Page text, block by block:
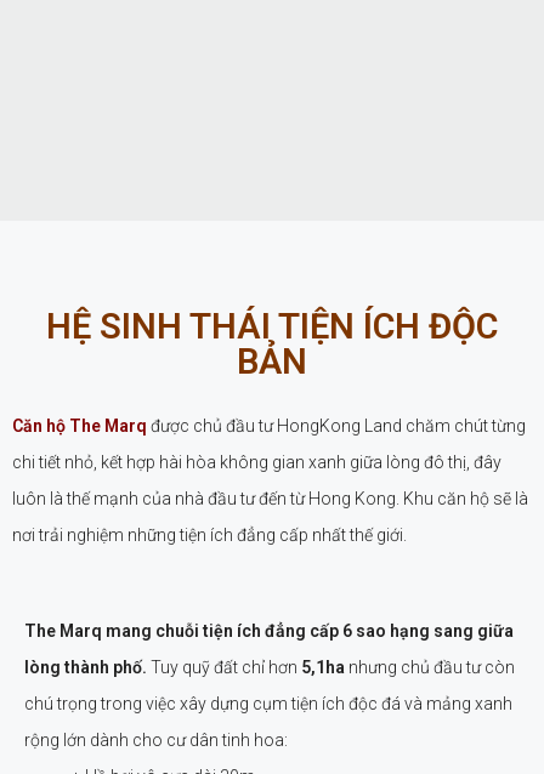
HỆ SINH THÁI TIỆN ÍCH ĐỘC
BẢN
Căn hộ The Marq được chủ đầu tư HongKong Land chăm chút từng
chi tiết nhỏ, kết hợp hài hòa không gian xanh giữa lòng đô thị, đây
luôn là thế mạnh của nhà đầu tư đến từ Hong Kong. Khu căn hộ sẽ là
nơi trải nghiệm những tiện ích đẳng cấp nhất thế giới.
The Marq mang chuỗi tiện ích đẳng cấp 6 sao hạng sang giữa
lòng thành phố. Tuy quỹ đất chỉ hơn 5,1ha nhưng chủ đầu tư còn
chú trọng trong việc xây dựng cụm tiện ích độc đá và mảng xanh
rộng lớn dành cho cư dân tinh hoa: